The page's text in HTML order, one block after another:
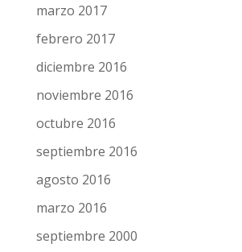
marzo 2017
febrero 2017
diciembre 2016
noviembre 2016
octubre 2016
septiembre 2016
agosto 2016
marzo 2016
septiembre 2000